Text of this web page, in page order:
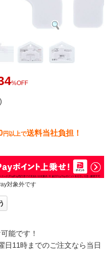
%OFF
円以上で送料当社負担！
対象外です
能です！
日11時までのご注文なら当日